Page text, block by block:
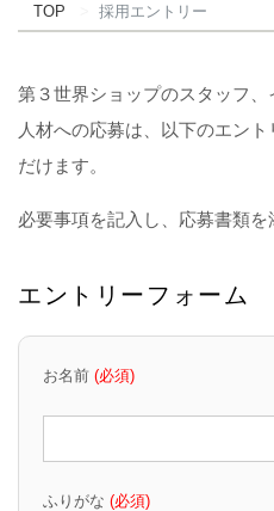
TOP 採用エントリー
第３世界ショップのスタッフ
人材への応募は、以下のエン
だけます。
必要事項を記入し、応募書類を
エントリーフォーム
お名前 (必須)
ふりがな (必須)